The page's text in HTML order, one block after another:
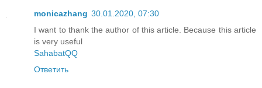
monicazhang 30.01.2020, 07:30
I want to thank the author of this article. Because this article
is very useful
SahabatQQ
Ответить